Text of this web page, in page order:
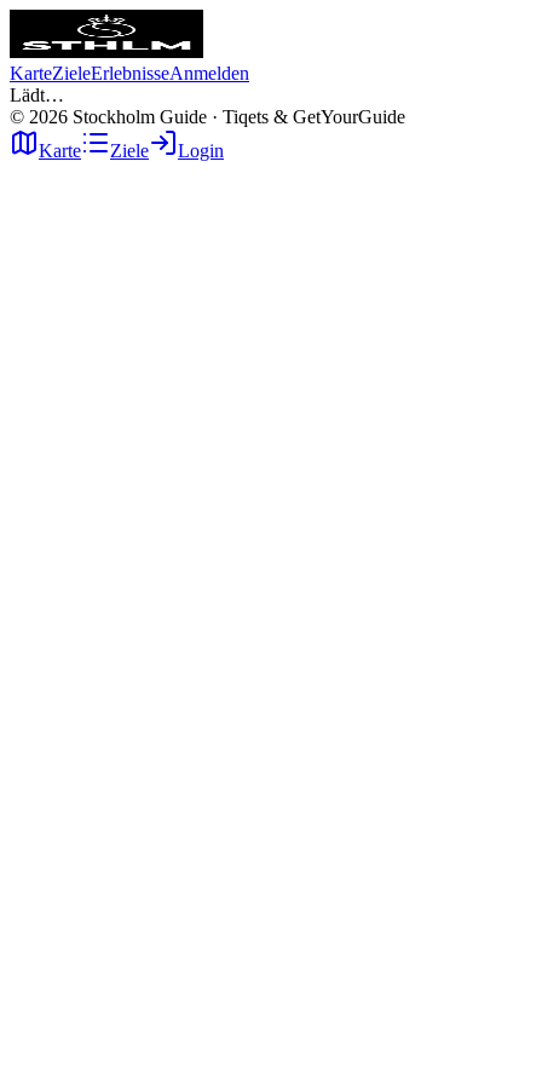
KarteZieleErlebnisseAnmelden
Lädt…
© 2026 Stockholm Guide · Tiqets & GetYourGuide
Karte
Ziele Login